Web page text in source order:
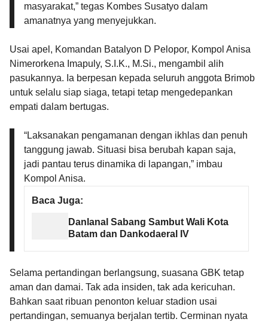
masyarakat,” tegas Kombes Susatyo dalam
amanatnya yang menyejukkan.
Usai apel, Komandan Batalyon D Pelopor, Kompol Anisa
Nimerorkena Imapuly, S.I.K., M.Si., mengambil alih
pasukannya. Ia berpesan kepada seluruh anggota Brimob
untuk selalu siap siaga, tetapi tetap mengedepankan
empati dalam bertugas.
“Laksanakan pengamanan dengan ikhlas dan penuh
tanggung jawab. Situasi bisa berubah kapan saja,
jadi pantau terus dinamika di lapangan,” imbau
Kompol Anisa.
Baca Juga:
Danlanal Sabang Sambut Wali Kota
Batam dan Dankodaeral IV
Selama pertandingan berlangsung, suasana GBK tetap
aman dan damai. Tak ada insiden, tak ada kericuhan.
Bahkan saat ribuan penonton keluar stadion usai
pertandingan, semuanya berjalan tertib. Cerminan nyata